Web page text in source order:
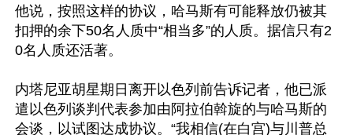
他说，按照这样的协议，哈马斯有可能释放仍被其
扣押的余下50名人质中“相当多”的人质。据信只有2
0名人质还活著。
内塔尼亚胡星期日离开以色列前告诉记者，他已派
遣以色列谈判代表参加由阿拉伯斡旋的与哈马斯的
会谈，以试图达成协议。“我相信(在白宫)与川普总